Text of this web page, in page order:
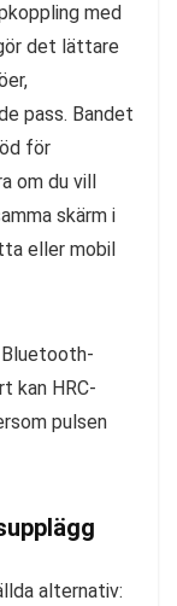
med
det lättare
pass. Bandet
för
om du vill
skärm i
eller mobil
Bluetooth-
kan HRC-
pulsen
alternativ: